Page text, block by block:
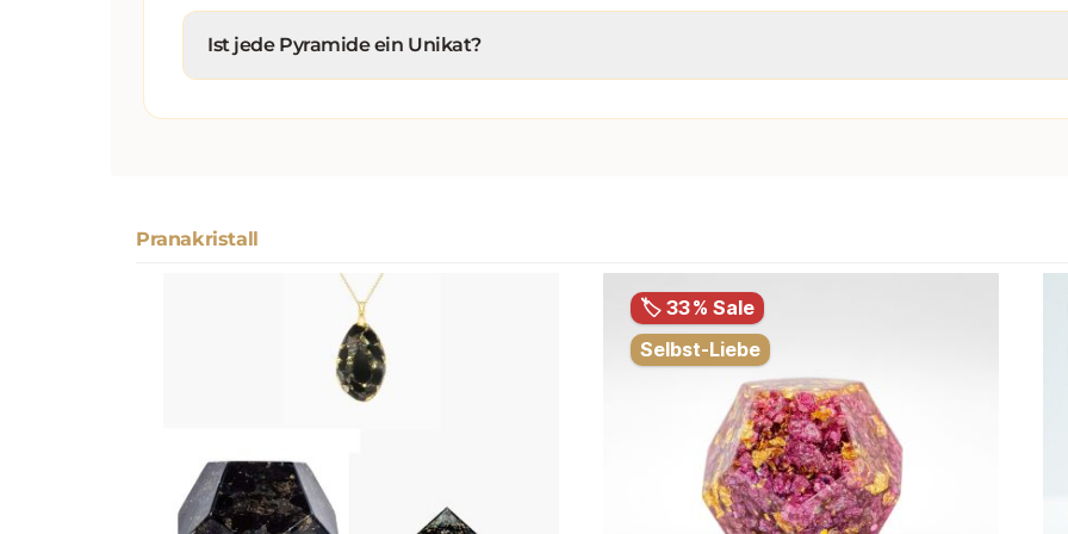
Ist jede Pyramide ein Unikat?
Pranakristall
Produktgalerie überspringen
🏷️ 33 % Sale
Selbst-Liebe